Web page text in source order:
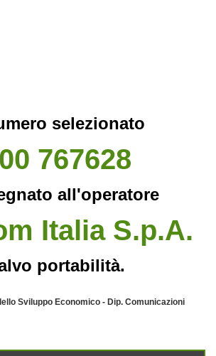
selezionato
767628
all'operatore
Italia S.p.A.
portabilità.
Sviluppo Economico - Dip. Comunicazioni